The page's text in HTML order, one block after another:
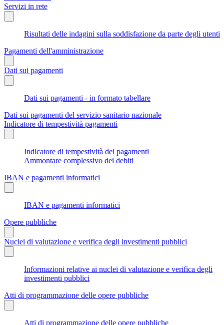
Servizi in rete
Risultati delle indagini sulla soddisfazione da parte degli utenti
Pagamenti dell'amministrazione
Dati sui pagamenti
Dati sui pagamenti - in formato tabellare
Dati sui pagamenti del servizio sanitario nazionale
Indicatore di tempestività pagamenti
Indicatore di tempestività dei pagamenti
Ammontare complessivo dei debiti
IBAN e pagamenti informatici
IBAN e pagamenti informatici
Opere pubbliche
Nuclei di valutazione e verifica degli investimenti pubblici
Informazioni relative ai nuclei di valutazione e verifica degli
investimenti pubblici
Atti di programmazione delle opere pubbliche
Atti di programmazione delle opere pubbliche